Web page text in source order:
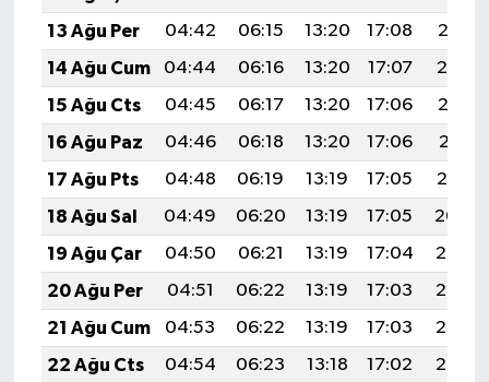
13 Ağu Per
04:42 06:15 13:20 17:08
20:15
14 Ağu Cum
04:44 06:16 13:20 17:07
20:14
15 Ağu Cts
04:45 06:17 13:20 17:06
20:13
16 Ağu Paz
04:46 06:18 13:20 17:06
20:11
17 Ağu Pts
04:48 06:19 13:19 17:05
20:10
18 Ağu Sal
04:49 06:20 13:19 17:05
20:09
19 Ağu Çar
04:50 06:21 13:19 17:04
20:07
20 Ağu Per
04:51 06:22 13:19 17:03
20:06
21 Ağu Cum
04:53 06:22 13:19 17:03
20:05
22 Ağu Cts
04:54 06:23 13:18 17:02
20:03